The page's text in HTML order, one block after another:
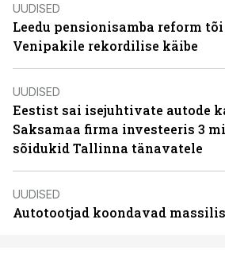
UUDISED
Leedu pensionisamba reform
Venipakile rekordilise käibe
UUDISED
Eestist sai isejuhtivate autode
Saksamaa firma investeeris 3
sõidukid Tallinna tänavatele
UUDISED
Autotootjad koondavad